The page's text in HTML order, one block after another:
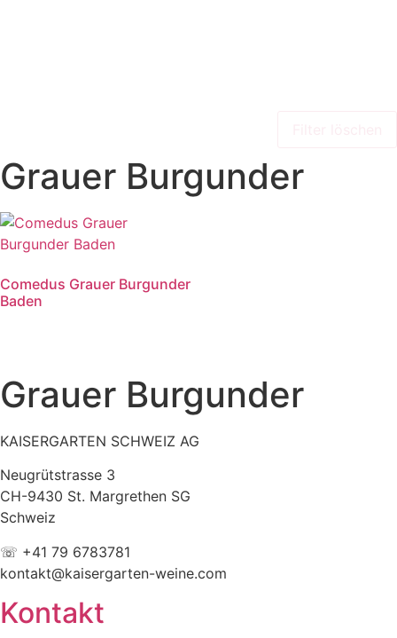
Grauer Burgunder
Comedus Grauer Burgunder
Baden
Grauer Burgunder
KAISERGARTEN SCHWEIZ AG
Neugrütstrasse 3
CH-9430 St. Margrethen SG
Schweiz
☏ +41 79 6783781
kontakt@kaisergarten-weine.com
Kontakt